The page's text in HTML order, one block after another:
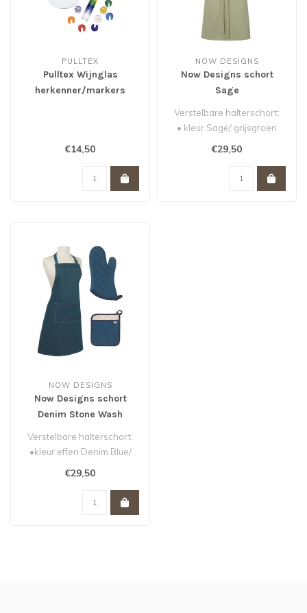
PULLTEX
Pulltex Wijnglas
herkenner/markers
€14,50
NOW DESIGNS
Now Designs schort
Sage
Verstelbare halterschort:
• kleur Sage/ grijsgroen
• 85 x 70cm
€29,50
NOW DESIGNS
Now Designs schort
Denim Stone Wash
Verstelbare halterschort:
•kleur effen Denim Blue/
€29,50